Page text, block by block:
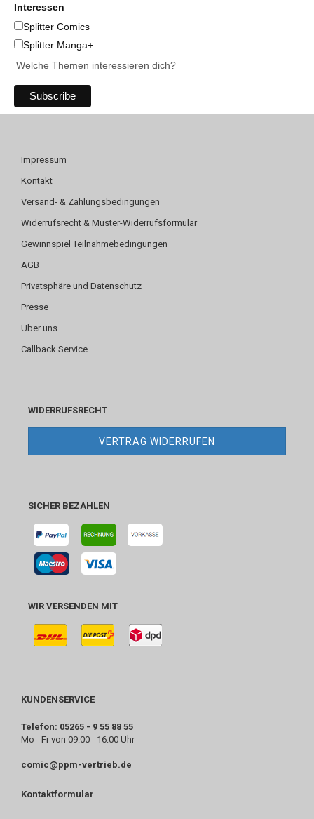
Interessen
Splitter Comics
Splitter Manga+
Welche Themen interessieren dich?
Impressum
Kontakt
Versand- & Zahlungsbedingungen
Widerrufsrecht & Muster-Widerrufsformular
Gewinnspiel Teilnahmebedingungen
AGB
Privatsphäre und Datenschutz
Presse
Über uns
Callback Service
WIDERRUFSRECHT
VERTRAG WIDERRUFEN
SICHER BEZAHLEN
WIR VERSENDEN MIT
KUNDENSERVICE
Telefon: 05265 - 9 55 88 55
Mo - Fr von 09:00 - 16:00 Uhr
comic@ppm-vertrieb.de
Kontaktformular